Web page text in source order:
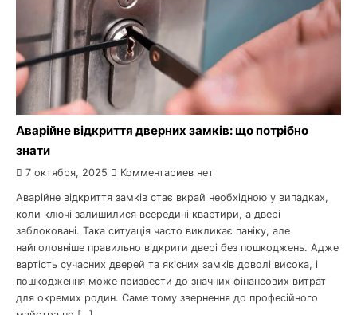
Аварійне відкриття дверних замків: що потрібно
знати
7 октября, 2025 Комментариев нет
Аварійне відкриття замків стає вкрай необхідною у випадках,
коли ключі залишилися всередині квартири, а двері
заблоковані. Така ситуація часто викликає паніку, але
найголовніше правильно відкрити двері без пошкоджень. Адже
вартість сучасних дверей та якісних замків доволі висока, і
пошкодження може призвести до значних фінансових витрат
для окремих родин. Саме тому звернення до професійного